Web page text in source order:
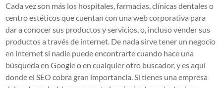
Cada vez son más los hospitales, farmacias, clínicas dentales o
centro estéticos que cuentan con una web corporativa para
dar a conocer sus productos y servicios, o, incluso vender sus
productos a través de internet. De nada sirve tener un negocio
en internet si nadie puede encontrarte cuando hace una
búsqueda en Google o en cualquier otro buscador, y es aquí
donde el SEO cobra gran importancia. Si tienes una empresa